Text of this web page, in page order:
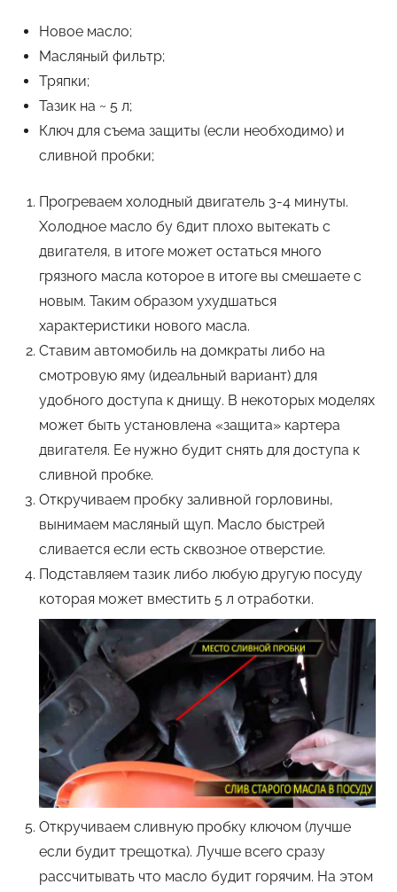
Новое масло;
Масляный фильтр;
Тряпки;
Тазик на ~ 5 л;
Ключ для съема защиты (если необходимо) и
сливной пробки;
Прогреваем холодный двигатель 3-4 минуты.
Холодное масло бу 6дит плохо вытекать с
двигателя, в итоге может остаться много
грязного масла которое в итоге вы смешаете с
новым. Таким образом ухудшаться
характеристики нового масла.
Ставим автомобиль на домкраты либо на
смотровую яму (идеальный вариант) для
удобного доступа к днищу. В некоторых моделях
может быть установлена «защита» картера
двигателя. Ее нужно будит снять для доступа к
сливной пробке.
Откручиваем пробку заливной горловины,
вынимаем масляный щуп. Масло быстрей
сливается если есть сквозное отверстие.
Подставляем тазик либо любую другую посуду
которая может вместить 5 л отработки.
Откручиваем сливную пробку ключом (лучше
если будит трещотка). Лучше всего сразу
рассчитывать что масло будит горячим. На этом